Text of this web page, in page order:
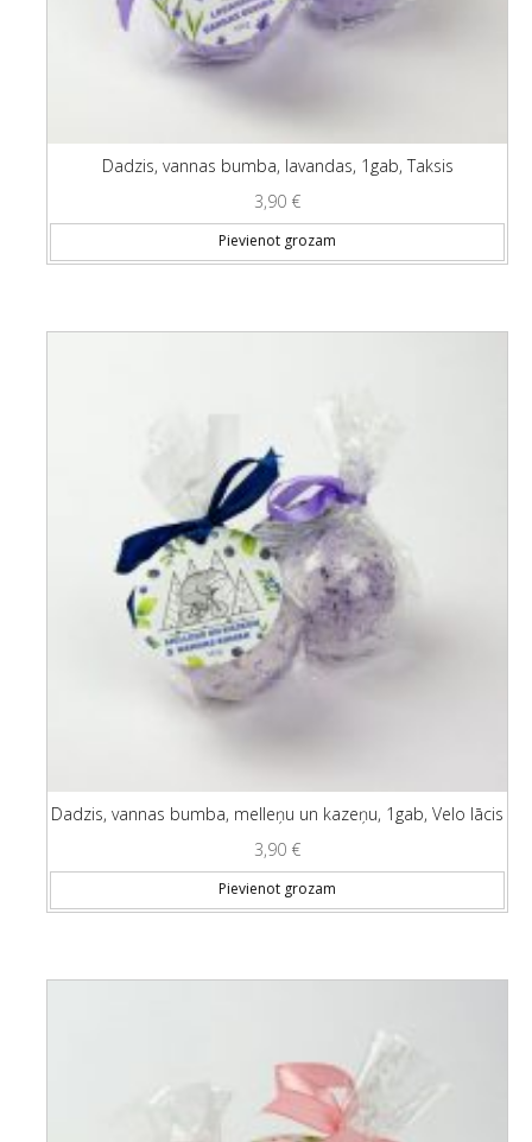
Dadzis, vannas bumba, lavandas, 1gab, Taksis
3,90 €
Pievienot grozam
Dadzis, vannas bumba, melleņu un kazeņu, 1gab, Velo lācis
3,90 €
Pievienot grozam